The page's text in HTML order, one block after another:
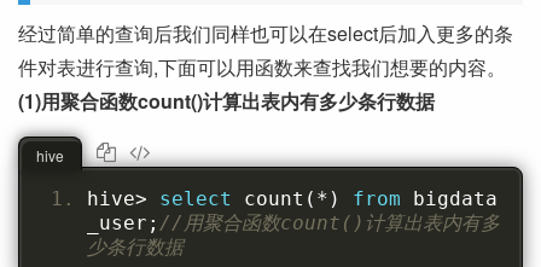
经过简单的查询后我们同样也可以在select后加入更多的条
件对表进行查询,下面可以用函数来查找我们想要的内容。
(1)用聚合函数count()计算出表内有多少条行数据
hive> select count (*) from bigdata
_user ; //用聚合函数count()计算出表内有多
少条行数据
hive